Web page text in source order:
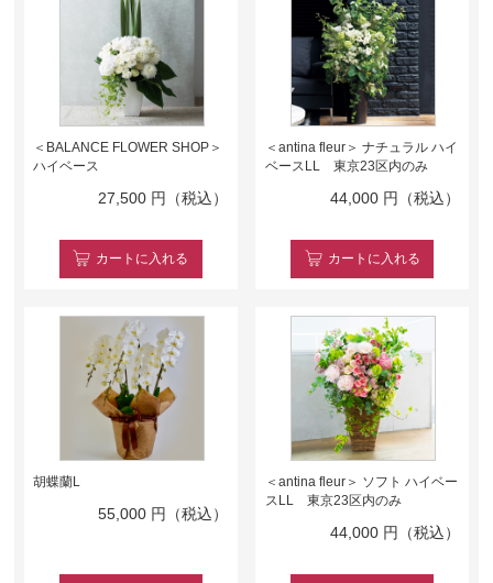
＜BALANCE FLOWER SHOP＞
ハイベース
27,500 円（税込）
カート に入れる
＜antina fleur＞ ナチュラル ハイ
ベースLL 東京23区内のみ
44,000 円（税込）
カート に入れる
胡蝶蘭L
55,000 円（税込）
＜antina fleur＞ ソフト ハイベー
スLL 東京23区内のみ
44,000 円（税込）